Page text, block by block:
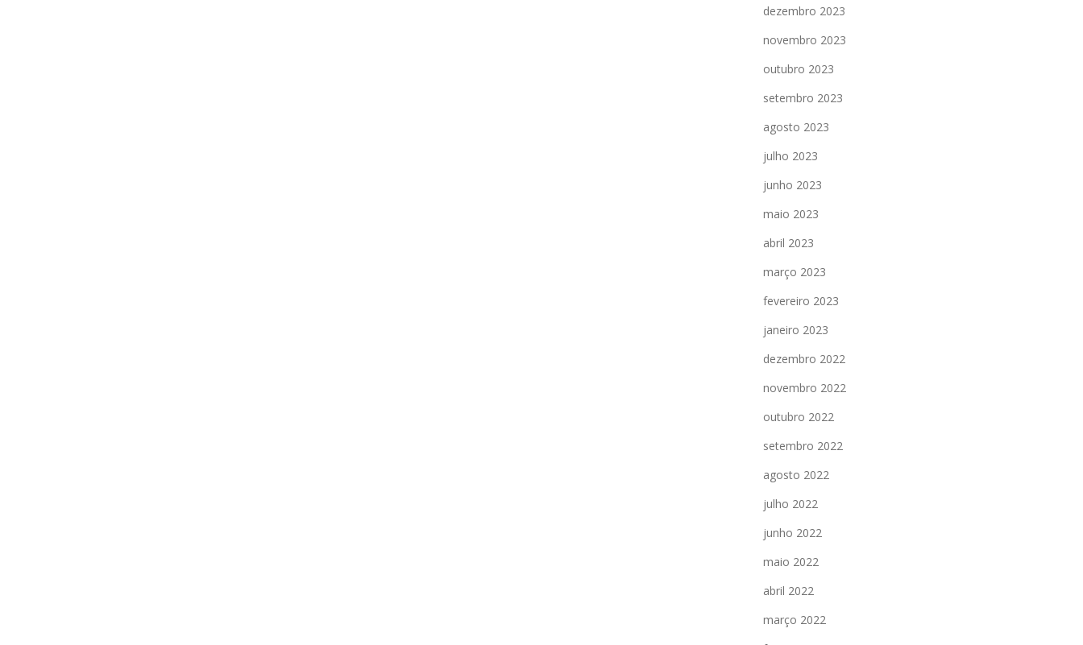
dezembro 2023
novembro 2023
outubro 2023
setembro 2023
agosto 2023
julho 2023
junho 2023
maio 2023
abril 2023
março 2023
fevereiro 2023
janeiro 2023
dezembro 2022
novembro 2022
outubro 2022
setembro 2022
agosto 2022
julho 2022
junho 2022
maio 2022
abril 2022
março 2022